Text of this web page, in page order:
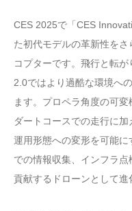
CES 2025で「CES
た初代モデルの革新性を
コプターです。飛行と転が
2.0ではより過酷な環境へ
ます。プロペラ角度の可
ダートコースでの走行に
運用形態への変形を可能
での情報収集、インフラ
貢献するドローンとして進